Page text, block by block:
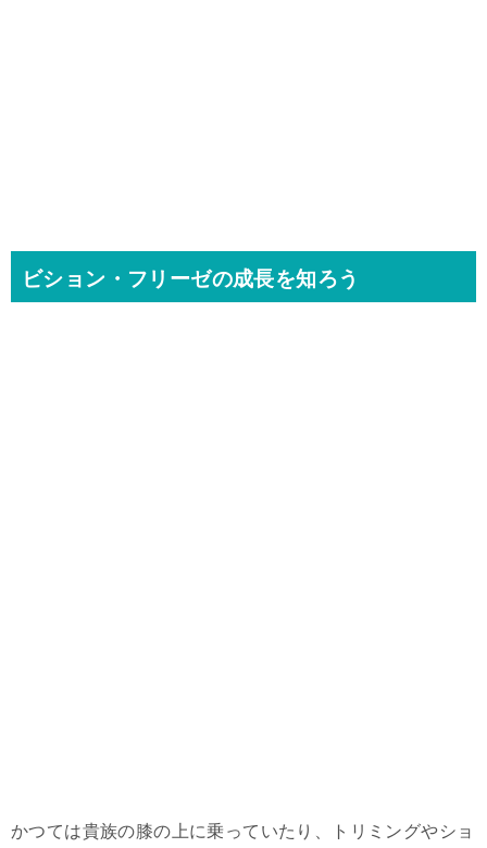
ビション・フリーゼの成長を知ろう
かつては貴族の膝の上に乗っていたり、トリミングやショ